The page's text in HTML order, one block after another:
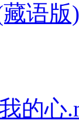
语版
的心